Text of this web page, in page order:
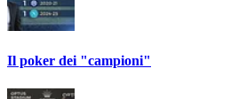
Il poker dei "campioni"